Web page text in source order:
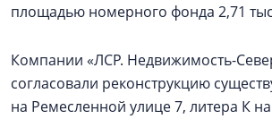
площадью номерного фонда 2,71
Компании «ЛСР. Недвижимость-
согласовали реконструкцию
на Ремесленной улице 7, литера К